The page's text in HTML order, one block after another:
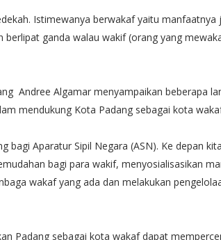
Istimewanya berwakaf yaitu manfaatnya
ganda walau wakif (orang yang
Andree Algamar menyampaikan beberapa
mendukung Kota Padang sebagai kota
bagi Aparatur Sipil Negara (ASN). Ke depan
bagi para wakif, menyosialisasikan
wakaf yang ada dan melakukan
Padang sebagai kota wakaf dapat